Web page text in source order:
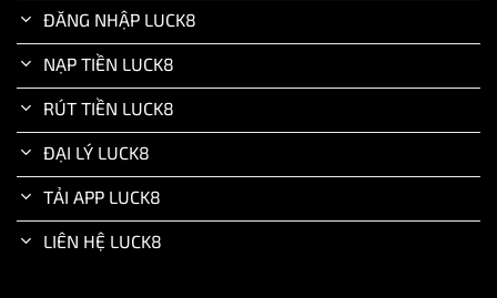
ĐĂNG NHẬP LUCK8
NẠP TIỀN LUCK8
RÚT TIỀN LUCK8
ĐẠI LÝ LUCK8
TẢI APP LUCK8
LIÊN HỆ LUCK8